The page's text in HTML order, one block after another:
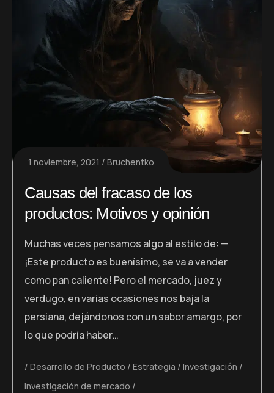
1 noviembre, 2021 Bruchentko
Causas del fracaso de los
productos: Motivos y opinión
Muchas veces pensamos algo al estilo de: —
¡Este producto es buenísimo, se va a vender
como pan caliente! Pero el mercado, juez y
verdugo, en varias ocasiones nos baja la
persiana, dejándonos con un sabor amargo, por
lo que podría haber…
Desarrollo de Producto Estrategia
Investigación
Investigación de mercado